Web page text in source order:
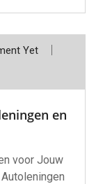
Yet
en
voor Jouw